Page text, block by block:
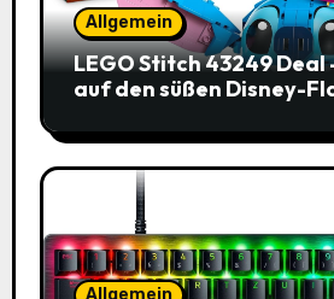
Allgemein
LEGO Stitch 43249 Deal
auf den süßen Disney-
Allgemein